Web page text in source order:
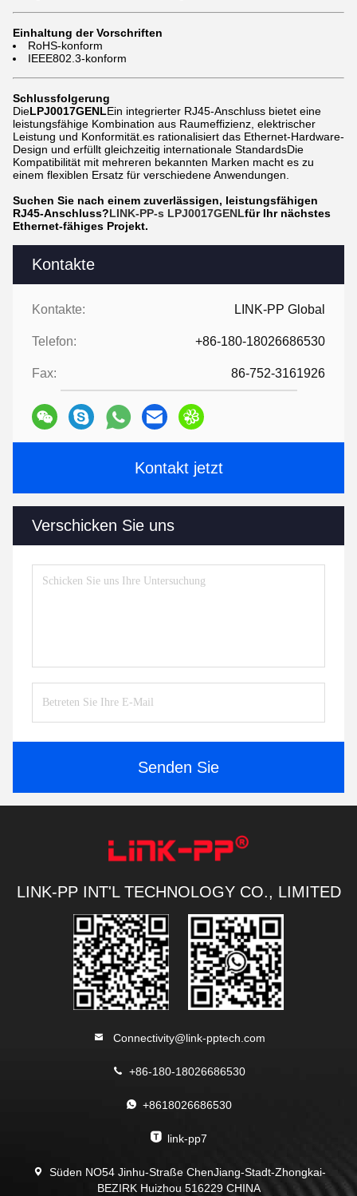
Kontakte
Kontakte: LINK-PP Global
Telefon: +86-180-18026686530
Fax: 86-752-3161926
Kontakt jetzt
Verschicken Sie uns
Senden Sie
Einhaltung der Vorschriften
RoHS-konform
IEEE802.3-konform
Schlussfolgerung
DieLPJ0017GENLEin integrierter RJ45-Anschluss bietet eine
leistungsfähige Kombination aus Raumeffizienz, elektrischer
Leistung und Konformität.es rationalisiert das Ethernet-Hardware-
Design und erfüllt gleichzeitig internationale StandardsDie
Kompatibilität mit mehreren bekannten Marken macht es zu
einem flexiblen Ersatz für verschiedene Anwendungen.
Suchen Sie nach einem zuverlässigen, leistungsfähigen
RJ45-Anschluss?LINK-PP-s LPJ0017GENLfür Ihr nächstes
Ethernet-fähiges Projekt.
LINK-PP INT'L TECHNOLOGY CO., LIMITED
Connectivity@link-pptech.com
+86-180-18026686530
+8618026686530
link-pp7
Süden NO54 Jinhu-Straße ChenJiang-Stadt-Zhongkai-
BEZIRK Huizhou 516229 CHINA